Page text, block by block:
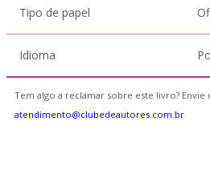
Tipo de papel
Idioma
Tem algo a reclamar sobre este livro? Envie
atendimento@clubedeautores.com.br